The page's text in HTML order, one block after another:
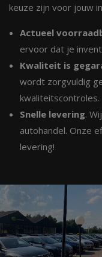
keuze zijn voor jouw
Actueel
ervoor dat je
Kwaliteit is
wordt zorgvuldig
kwaliteitscontroles.
Snelle levering.
autohandel. Onze
levering!